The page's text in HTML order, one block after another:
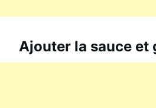
Ajouter la sauce et